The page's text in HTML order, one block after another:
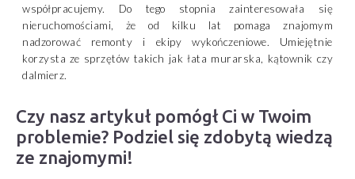
współpracujemy. Do tego stopnia zainteresowała się
nieruchomościami, że od kilku lat pomaga znajomym
nadzorować remonty i ekipy wykończeniowe. Umiejętnie
korzysta ze sprzętów takich jak łata murarska, kątownik czy
dalmierz.
Czy nasz artykuł pomógł Ci w Twoim
problemie? Podziel się zdobytą wiedzą
ze znajomymi!